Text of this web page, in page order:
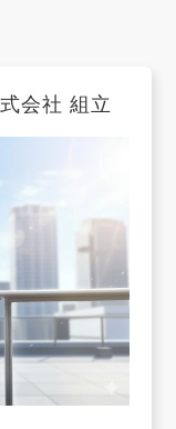
会社 組立